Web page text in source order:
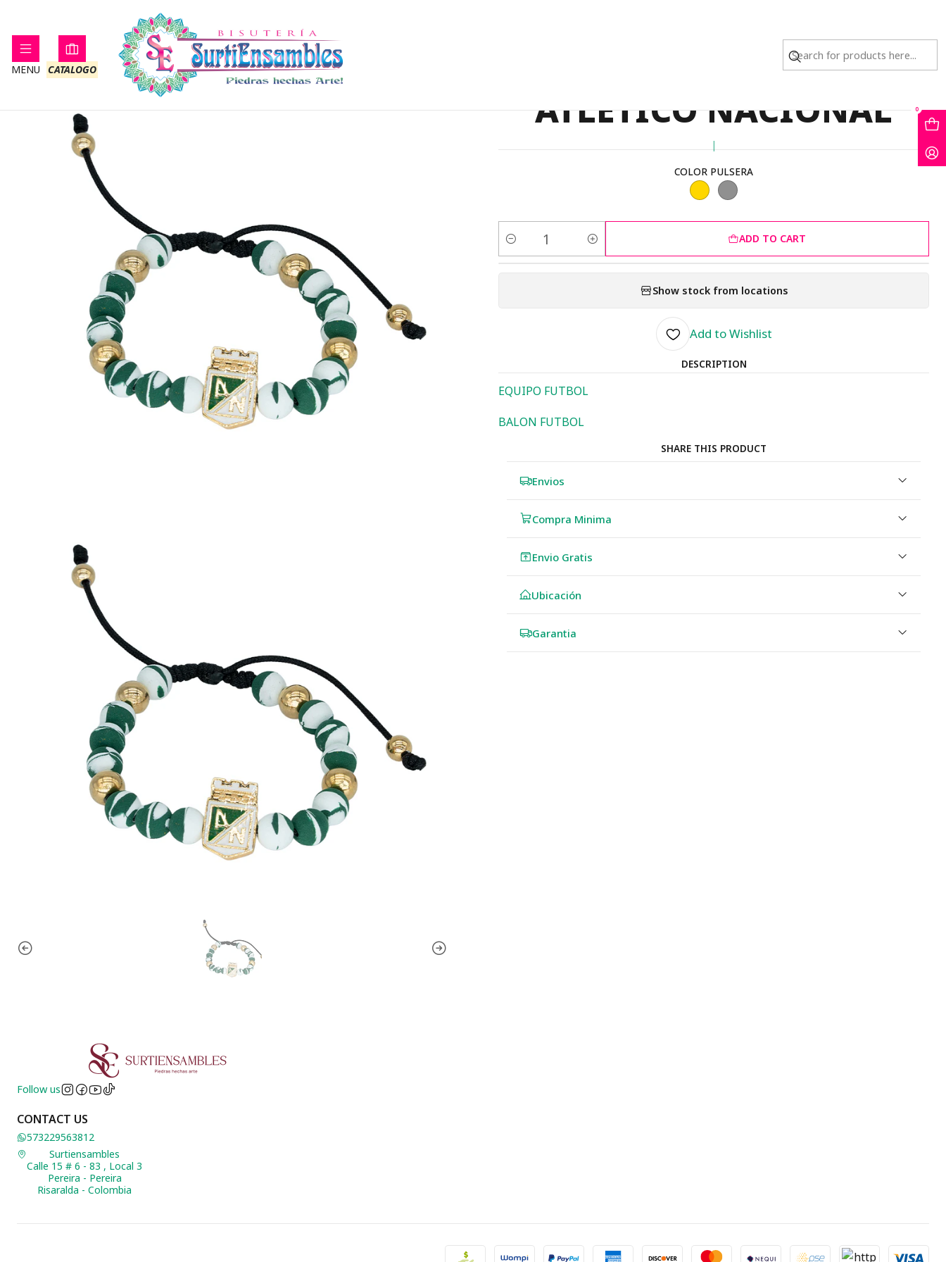
MENU CATALOGO
0
PULSERA NEOPRENO
ATLETICO NACIONAL
|
COLOR PULSERA
Quantity
ADD TO CART
Show stock from locations
Add to Wishlist
DESCRIPTION
EQUIPO FUTBOL
BALON FUTBOL
SHARE THIS PRODUCT
Envios
Compra Minima
Envio Gratis
Ubicación
Garantia
Follow us
CONTACT US
573229563812
Surtiensambles
Calle 15 # 6 - 83 , Local 3
Pereira - Pereira
Risaralda - Colombia